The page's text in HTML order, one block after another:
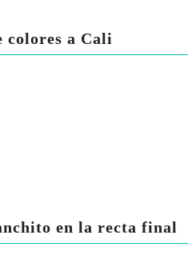
colores a Cali
en la recta final